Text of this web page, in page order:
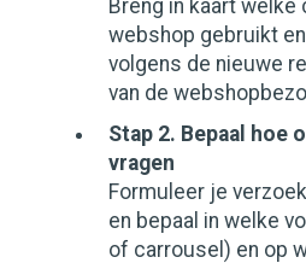
Breng in kaart
webshop gebruikt
volgens de nieuwe
van de
Stap 2. Bepaal hoe
vragen
Formuleer je
en bepaal in welke
of carrousel) en op